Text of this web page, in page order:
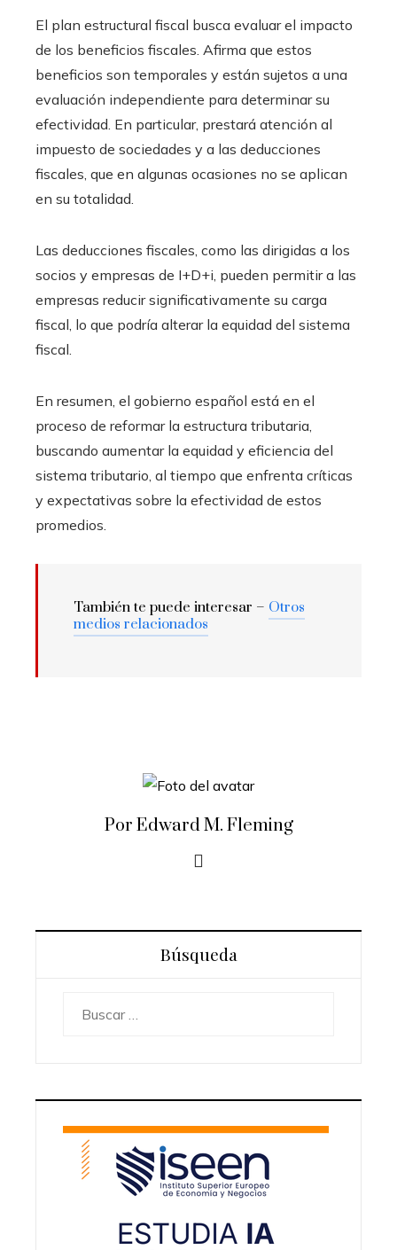
El plan estructural fiscal busca evaluar el impacto
de los beneficios fiscales. Afirma que estos
beneficios son temporales y están sujetos a una
evaluación independiente para determinar su
efectividad. En particular, prestará atención al
impuesto de sociedades y a las deducciones
fiscales, que en algunas ocasiones no se aplican
en su totalidad.
Las deducciones fiscales, como las dirigidas a los
socios y empresas de I+D+i, pueden permitir a las
empresas reducir significativamente su carga
fiscal, lo que podría alterar la equidad del sistema
fiscal.
En resumen, el gobierno español está en el
proceso de reformar la estructura tributaria,
buscando aumentar la equidad y eficiencia del
sistema tributario, al tiempo que enfrenta críticas
y expectativas sobre la efectividad de estos
promedios.
También te puede interesar – Otros
medios relacionados
Por Edward M. Fleming
Búsqueda